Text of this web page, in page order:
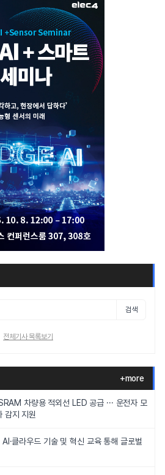
검색
전체기사 목록보기
+more
차량용 적외선 LED 공급 ··· 운전자 모
감지 지원
클라우드 기술 및 혁신 교육 통해 글로벌